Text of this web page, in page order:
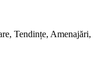
Tendințe, Amenajări,